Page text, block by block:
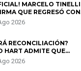
MARCELO TINELLI
QUE REGRESÓ CON
FIGUEROA: “EL AMOR
2026
RECONCILIACIÓN?
HART ADMITE QUE
VOLVER CON KORINA
“NO LE CERRARÍA
2026